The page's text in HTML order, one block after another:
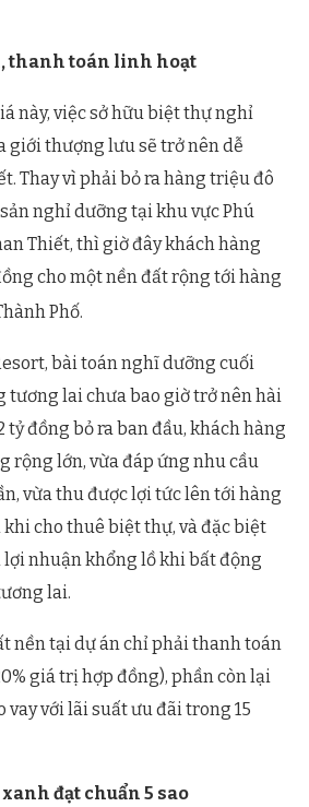
thanh toán linh hoạt
này, việc sở hữu biệt thự nghỉ
giới thượng lưu sẽ trở nên dễ
Thay vì phải bỏ ra hàng triệu đô
nghỉ dưỡng tại khu vực Phú
Thiết, thì giờ đây khách hàng
cho một nền đất rộng tới hàng
Phố.
bài toán nghĩ dưỡng cuối
tương lai chưa bao giờ trở nên hài
tỷ đồng bỏ ra ban đầu, khách hàng
rộng lớn, vừa đáp ứng nhu cầu
vừa thu được lợi tức lên tới hàng
cho thuê biệt thự, và đặc biệt
nhuận khổng lồ khi bất động
lai.
nền tại dự án chỉ phải thanh toán
giá trị hợp đồng), phần còn lại
vay với lãi suất ưu đãi trong 15
đạt chuẩn 5 sao